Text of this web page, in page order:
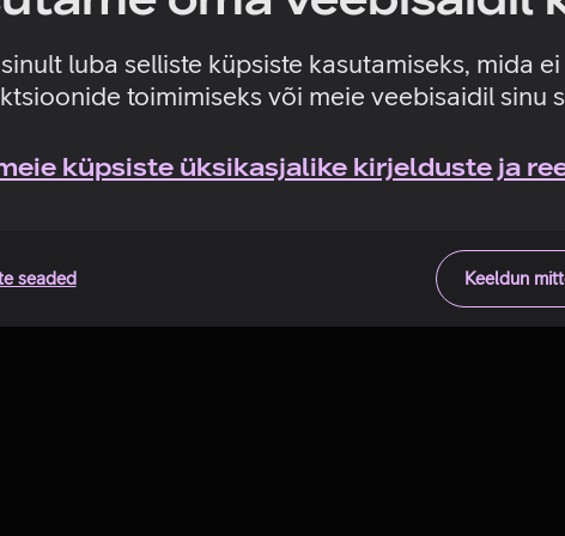
luba selliste küpsiste kasutamiseks, mida
toimimiseks või meie veebisaidil sinu
küpsiste üksikasjalike kirjelduste ja
Keeldun
seaded